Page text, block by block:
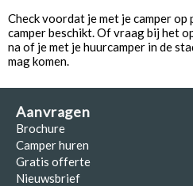
Check voordat je met je camper
camper beschikt. Of vraag bij het
na of je met je huurcamper in de
mag komen.
Aanvragen
Brochure
Camper huren
Gratis offerte
Nieuwsbrief